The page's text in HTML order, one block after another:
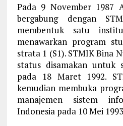
Pada 9 November 1987
bergabung dengan
membentuk satu
menawarkan program
strata 1 (S1). STMIK Bina
status disamakan untuk
pada 18 Maret 1992.
kemudian membuka
manajemen sistem
Indonesia pada 10 Mei